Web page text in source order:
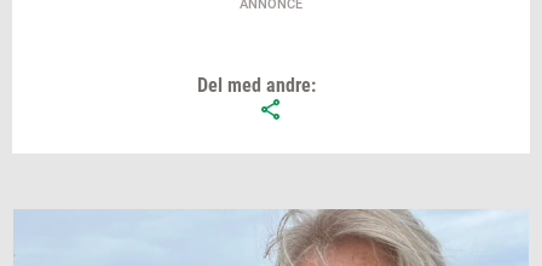
ANNONCE
Del med andre: